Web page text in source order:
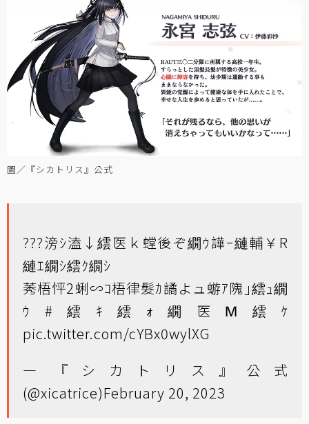
圖／『シカトリス』公式
???滂ｼ溘↓繧医ｋ螳後ぞ繝ｳ譁ｰ縺輔￥R
縺ｴ繝ｼ繧ｸ繝ｼ
莠梧怦2蜊∽ｺ梧律髮ｶ譎よュ蝣ｱ隗｣繧ｭ繝
ｳ #繧ｷ繧ｫ繝医Μ繧ｹ
pic.twitter.com/cYBx0wylXG
— 『シカトリス』公式
(@xicatrice)February 20, 2023